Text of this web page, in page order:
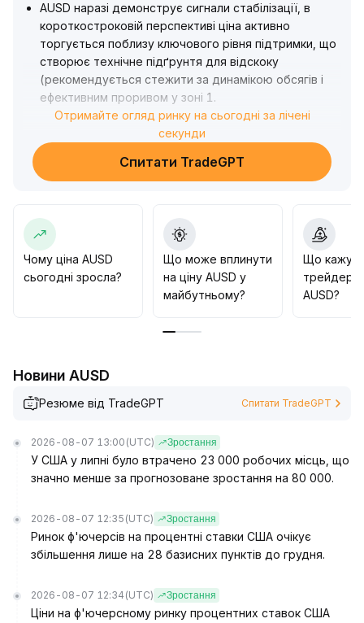
AUSD наразі демонструє сигнали стабілізації, в
короткостроковій перспективі ціна активно
торгується поблизу ключового рівня підтримки, що
створює технічне підґрунтя для відскоку
(рекомендується стежити за динамікою обсягів і
ефективним проривом у зоні 1 .
00-1.
Однак середньострокова тенденція залишається
обмеженою низхідним каналом і переплетенням
У роботі варто короткостроково пробувати
обережно купувати з контрольованими обсягами,
до прориву ключового опору заходити частками,
встановлювати суворі стоп-лоси й уникати ризику
флету та підроблених проривів; середньострокові
гнучкість капіталу й збільшувати вкладення тільки
Отримайте огляд ринку на сьогодні за лічені
секунди
Спитати TradeGPT
Чому ціна AUSD
сьогодні зросла?
Що може вплинути
на ціну AUSD у
майбутньому?
Що
трейдери
AUSD?
Новини AUSD
Резюме від TradeGPT Спитати TradeGPT
2026-08-07 13:00 (UTC) Зростання
У США у липні було втрачено 23 000 робочих місць, що
значно менше за прогнозоване зростання на 80 000.
2026-08-07 12:35 (UTC) Зростання
Ринок ф'ючерсів на процентні ставки США очікує
збільшення лише на 28 базисних пунктів до грудня.
2026-08-07 12:34 (UTC) Зростання
Ціни на ф'ючерсному ринку процентних ставок США